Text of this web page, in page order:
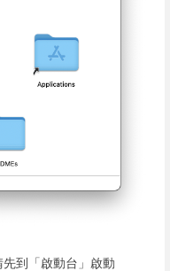
到「啟動台」啟動